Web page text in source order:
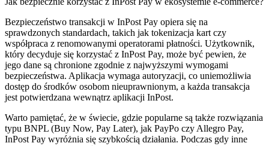
Bezpieczeństwo transakcji w InPost Pay opiera się na
sprawdzonych standardach, takich jak tokenizacja kart czy
współpraca z renomowanymi operatorami płatności. Użytkownik,
który decyduje się korzystać z InPost Pay, może być pewien, że
jego dane są chronione zgodnie z najwyższymi wymogami
bezpieczeństwa. Aplikacja wymaga autoryzacji, co uniemożliwia
dostęp do środków osobom nieuprawnionym, a każda transakcja
jest potwierdzana wewnątrz aplikacji InPost.
Warto pamiętać, że w świecie, gdzie popularne są także rozwiązania
typu BNPL (Buy Now, Pay Later), jak PayPo czy Allegro Pay,
InPost Pay wyróżnia się szybkością działania. Podczas gdy inne